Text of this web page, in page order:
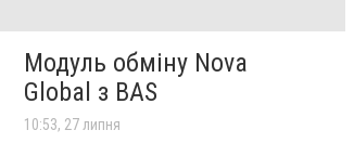
Модуль обміну Nova
Global з BAS
10:53, 27 липня